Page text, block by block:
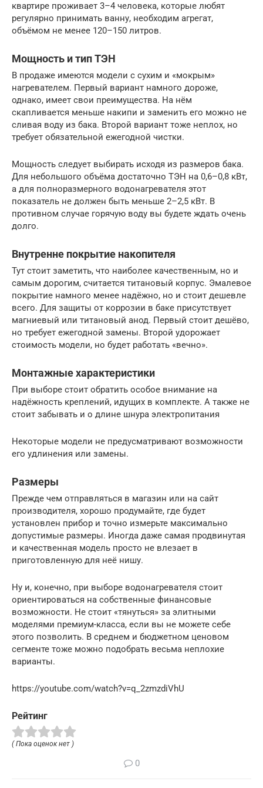
квартире проживает 3–4 человека, которые любят
регулярно принимать ванну, необходим агрегат,
объёмом не менее 120–150 литров.
Мощность и тип ТЭН
В продаже имеются модели с сухим и «мокрым»
нагревателем. Первый вариант намного дороже,
однако, имеет свои преимущества. На нём
скапливается меньше накипи и заменить его можно не
сливая воду из бака. Второй вариант тоже неплох, но
требует обязательной ежегодной чистки.
Мощность следует выбирать исходя из размеров бака.
Для небольшого объёма достаточно ТЭН на 0,6–0,8 кВт,
а для полноразмерного водонагревателя этот
показатель не должен быть меньше 2–2,5 кВт. В
противном случае горячую воду вы будете ждать очень
долго.
Внутренне покрытие накопителя
Тут стоит заметить, что наиболее качественным, но и
самым дорогим, считается титановый корпус. Эмалевое
покрытие намного менее надёжно, но и стоит дешевле
всего. Для защиты от коррозии в баке присутствует
магниевый или титановый анод. Первый стоит дешёво,
но требует ежегодной замены. Второй удорожает
стоимость модели, но будет работать «вечно».
Монтажные характеристики
При выборе стоит обратить особое внимание на
надёжность креплений, идущих в комплекте. А также не
стоит забывать и о длине шнура электропитания
Некоторые модели не предусматривают возможности
его удлинения или замены.
Размеры
Прежде чем отправляться в магазин или на сайт
производителя, хорошо продумайте, где будет
установлен прибор и точно измерьте максимально
допустимые размеры. Иногда даже самая продвинутая
и качественная модель просто не влезает в
приготовленную для неё нишу.
Ну и, конечно, при выборе водонагревателя стоит
ориентироваться на собственные финансовые
возможности. Не стоит «тянуться» за элитными
моделями премиум-класса, если вы не можете себе
этого позволить. В среднем и бюджетном ценовом
сегменте тоже можно подобрать весьма неплохие
варианты.
https://youtube.com/watch?v=q_2zmzdiVhU
Рейтинг
( Пока оценок нет )
0